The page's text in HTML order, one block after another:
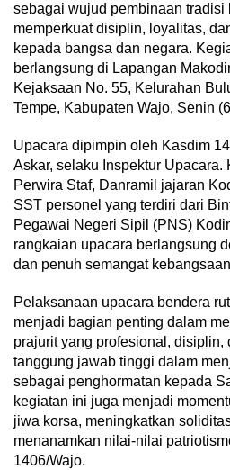
sebagai wujud pembinaan
memperkuat disiplin, loyalitas,
kepada bangsa dan negara.
berlangsung di Lapangan
Kejaksaan No. 55, Kelurahan
Tempe, Kabupaten Wajo, Senin
Upacara dipimpin oleh Kasdim
Askar, selaku Inspektur
Perwira Staf, Danramil jajaran
SST personel yang terdiri dari
Pegawai Negeri Sipil (PNS)
rangkaian upacara berlangsung
dan penuh semangat
Pelaksanaan upacara bendera
menjadi bagian penting dalam
prajurit yang profesional, disiplin,
tanggung jawab tinggi dalam
sebagai penghormatan kepada
kegiatan ini juga menjadi
jiwa korsa, meningkatkan
menanamkan nilai-nilai
1406/Wajo.